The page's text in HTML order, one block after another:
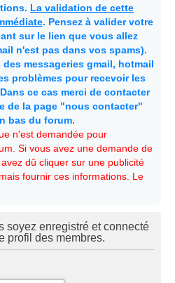
La validation de cette
. Pensez à valider votre
sur le lien que vous allez
n'est pas dans vos spams).
messageries gmail, hotmail
problèmes pour recevoir les
ce cas merci de contacter
de la page "nous contacter"
bas du forum.
n'est demandée pour
Si vous avez une demande de
dû cliquer sur une publicité
fournir ces informations. Le
soyez enregistré et connecté
profil des membres.